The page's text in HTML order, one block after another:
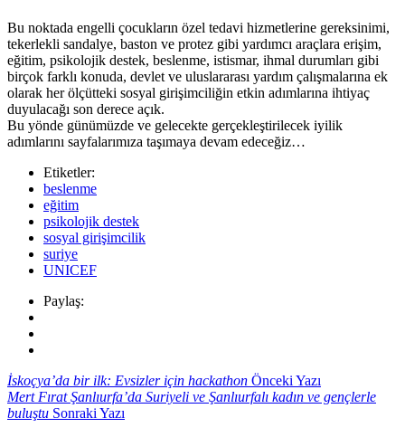
Bu noktada engelli çocukların özel tedavi hizmetlerine gereksinimi,
tekerlekli sandalye, baston ve protez gibi yardımcı araçlara erişim,
eğitim, psikolojik destek, beslenme, istismar, ihmal durumları gibi
birçok farklı konuda, devlet ve uluslararası yardım çalışmalarına ek
olarak her ölçütteki sosyal girişimciliğin etkin adımlarına ihtiyaç
duyulacağı son derece açık.
Bu yönde günümüzde ve gelecekte gerçekleştirilecek iyilik
adımlarını sayfalarımıza taşımaya devam edeceğiz…
Etiketler:
beslenme
eğitim
psikolojik destek
sosyal girişimcilik
suriye
UNICEF
Paylaş:
İskoçya’da bir ilk: Evsizler için hackathon Önceki Yazı
Mert Fırat Şanlıurfa’da Suriyeli ve Şanlıurfalı kadın ve gençlerle
buluştu Sonraki Yazı